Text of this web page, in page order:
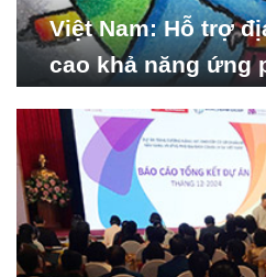
Việt Nam: Hỗ trợ
cao khả năng ứng